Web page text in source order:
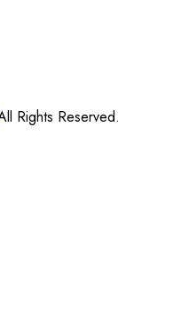
Rights Reserved.